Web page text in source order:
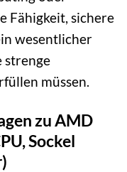
Fähigkeit, sichere
wesentlicher
strenge
müssen.
zu AMD
Sockel